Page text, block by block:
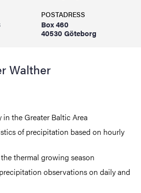
POSTADRESS
Box 460
40530 Göteborg
Walther
the Greater Baltic Area
of precipitation based on hourly
thermal growing season
observations on daily and